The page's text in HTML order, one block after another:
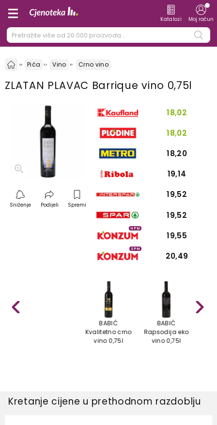
Katalozi Moj račun
Pića Vino Crno vino
ZLATAN PLAVAC Barrique vino 0,75l
Sniženje Podijeli Spremi
18,02
18,02
18,20
19,14
19,52
19,52
HPM
19,55
SPM
20,49
BABIĆ
Kvalitetno crno
vino 0,75l
BABIĆ
Rapsodija eko
vino 0,75l
Kretanje cijene u prethodnom razdoblju